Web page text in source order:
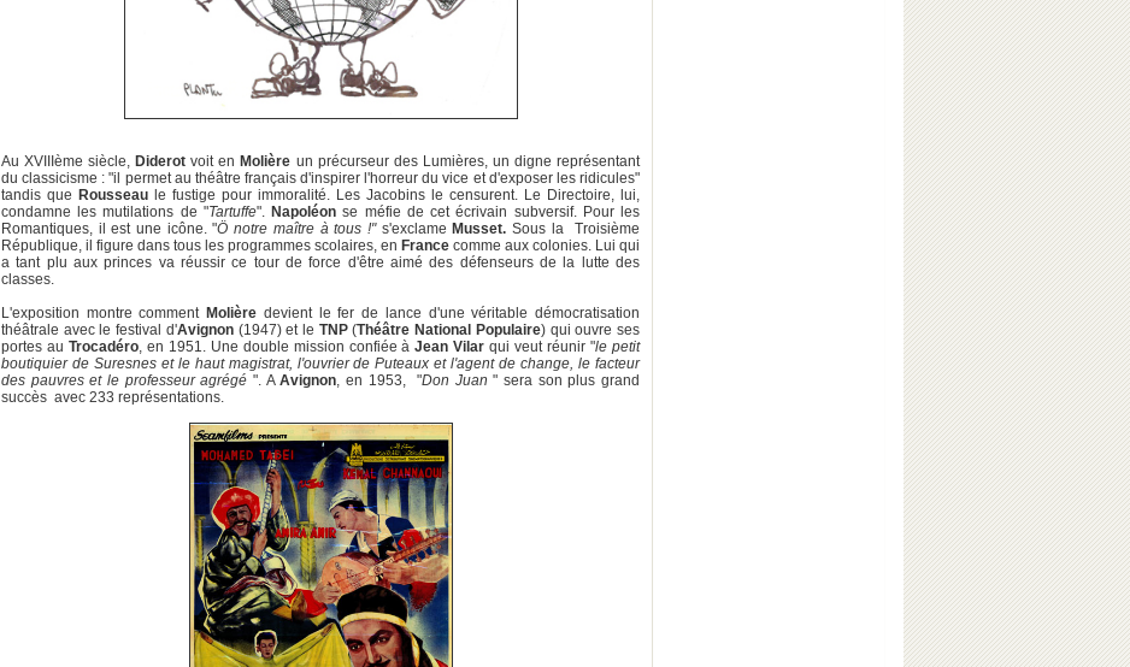
Au XVIIIème siècle, Diderot voit en Molière un précurseur des Lumières, un digne représentant
du classicisme : "il permet au théâtre français d'inspirer l'horreur du vice et d'exposer les ridicules"
tandis que Rousseau le fustige pour immoralité. Les Jacobins le censurent. Le Directoire, lui,
condamne les mutilations de "Tartuffe". Napoléon se méfie de cet écrivain subversif. Pour les
Romantiques, il est une icône. "Ö notre maître à tous !"s'exclame Musset. Sous la Troisième
République, il figure dans tous les programmes scolaires, en France comme aux colonies. Lui qui
a tant plu aux princes va réussir ce tour de force d'être aimé des défenseurs de la lutte des
classes.
L'exposition montre comment Molière devient le fer de lance d'une véritable démocratisation
théâtrale avec le festival d'Avignon (1947) et le TNP(Théâtre National Populaire) qui ouvre ses
portes au Trocadéro, en 1951. Une double mission confiée àJean Vilar qui veut réunir "le petit
boutiquier de Suresnes et le haut magistrat, l'ouvrier de Puteaux et l'agent de change, le facteur
des pauvres et le professeur agrégé ". AAvignon, en 1953, "Don Juan " sera son plus grand
succès avec 233 représentations.